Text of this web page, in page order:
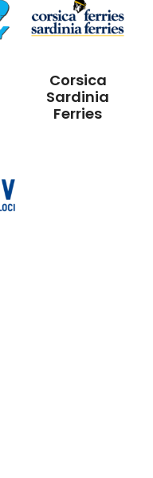
Corsica
Sardinia
Ferries